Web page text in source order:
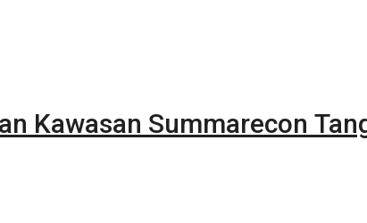
Kawasan Summarecon